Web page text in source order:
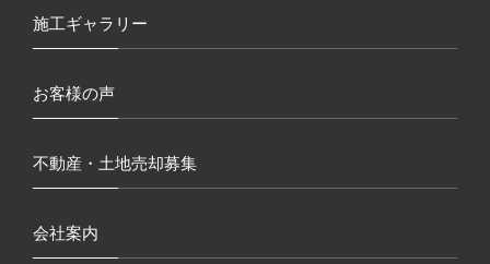
施工ギャラリー
お客様の声
不動産・土地売却募集
会社案内